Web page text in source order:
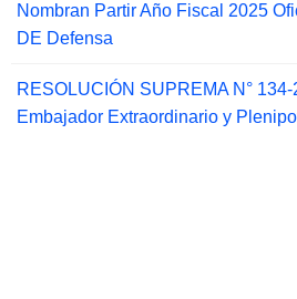
Nombran Partir Año Fiscal 2025
DE Defensa
RESOLUCIÓN SUPREMA N°
Embajador Extraordinario y